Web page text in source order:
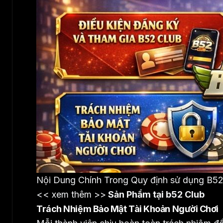
Nội Dung Chính Trong Quy định sử dụng
<< xem thêm >> Sản Phẩm tại b52 Club
Trách Nhiệm Bảo Mật Tài Khoản Người Chơi